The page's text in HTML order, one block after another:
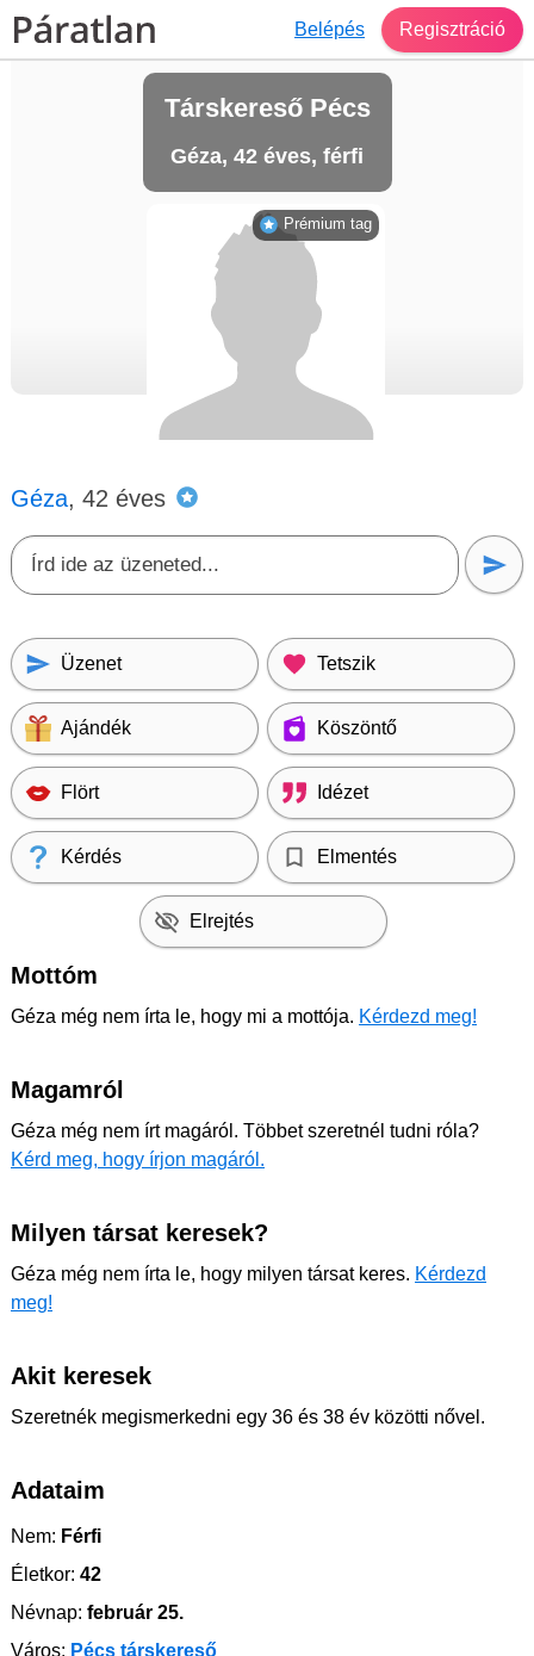
Belépés Regisztráció
Társkereső Pécs
Géza, 42 éves, férfi
Géza, 42 éves
Üzenet Tetszik
Ajándék Köszöntő
Flört Idézet
Kérdés Elmentés
Elrejtés
Mottóm
Géza még nem írta le, hogy mi a mottója. Kérdezd meg!
Magamról
Géza még nem írt magáról. Többet szeretnél tudni róla?
Kérd meg, hogy írjon magáról.
Milyen társat keresek?
Géza még nem írta le, hogy milyen társat keres. Kérdezd
meg!
Akit keresek
Szeretnék megismerkedni egy 36 és 38 év közötti nővel.
Adataim
Nem: Férfi
Életkor: 42
Névnap: február 25.
Város: Pécs társkereső
Prémium tag